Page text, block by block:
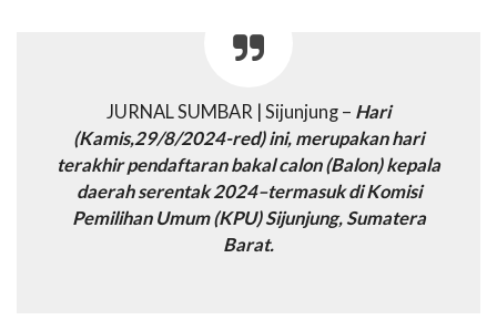
JURNAL SUMBAR | Sijunjung – Hari
(Kamis,29/8/2024-red) ini, merupakan hari
terakhir pendaftaran bakal calon (Balon) kepala
daerah serentak 2024–termasuk di Komisi
Pemilihan Umum (KPU) Sijunjung, Sumatera
Barat.